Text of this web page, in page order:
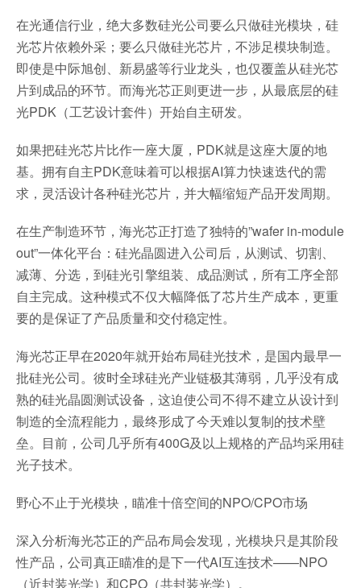
在光通信行业，绝大多数硅光公司要么只做硅光模块，硅
光芯片依赖外采；要么只做硅光芯片，不涉足模块制造。
即使是中际旭创、新易盛等行业龙头，也仅覆盖从硅光芯
片到成品的环节。而海光芯正则更进一步，从最底层的硅
光PDK（工艺设计套件）开始自主研发。
如果把硅光芯片比作一座大厦，PDK就是这座大厦的地
基。拥有自主PDK意味着可以根据AI算力快速迭代的需
求，灵活设计各种硅光芯片，并大幅缩短产品开发周期。
在生产制造环节，海光芯正打造了独特的”wafer in-module
out”一体化平台：硅光晶圆进入公司后，从测试、切割、
减薄、分选，到硅光引擎组装、成品测试，所有工序全部
自主完成。这种模式不仅大幅降低了芯片生产成本，更重
要的是保证了产品质量和交付稳定性。
海光芯正早在2020年就开始布局硅光技术，是国内最早一
批硅光公司。彼时全球硅光产业链极其薄弱，几乎没有成
熟的硅光晶圆测试设备，这迫使公司不得不建立从设计到
制造的全流程能力，最终形成了今天难以复制的技术壁
垒。目前，公司几乎所有400G及以上规格的产品均采用硅
光子技术。
野心不止于光模块，瞄准十倍空间的NPO/CPO市场
深入分析海光芯正的产品布局会发现，光模块只是其阶段
性产品，公司真正瞄准的是下一代AI互连技术——NPO
（近封装光学）和CPO（共封装光学）。